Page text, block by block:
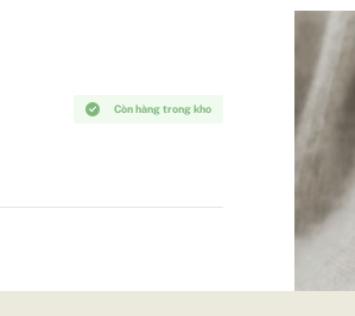
Còn hàng trong kho